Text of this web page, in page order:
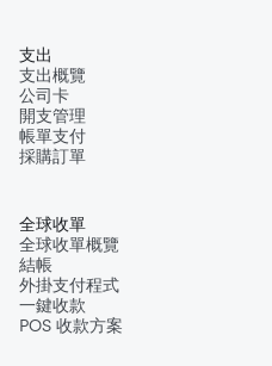
支出
支出概覽
公司卡
開支管理
帳單支付
採購訂單
全球收單
全球收單概覽
結帳
外掛支付程式
一鍵收款
POS 收款方案